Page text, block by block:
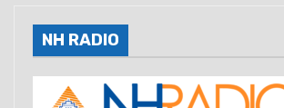
NH RADIO